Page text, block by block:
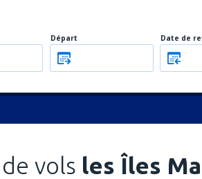
Départ Date de
vols les Îles